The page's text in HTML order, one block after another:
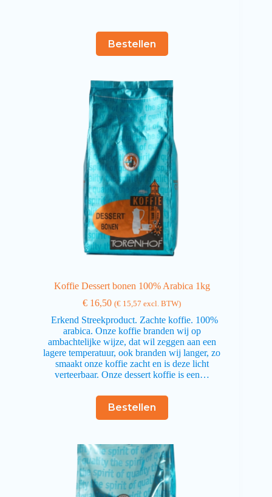
Bestellen
Koffie Dessert bonen 100% Arabica 1kg
€ 16,50 (€ 15,57 excl. BTW)
Erkend Streekproduct. Zachte koffie. 100%
arabica. Onze koffie branden wij op
ambachtelijke wijze, dat wil zeggen aan een
lagere temperatuur, ook branden wij langer, zo
smaakt onze koffie zacht en is deze licht
verteerbaar. Onze dessert koffie is een…
Bestellen